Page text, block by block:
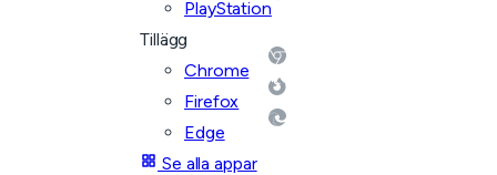
PlayStation
Tillägg
Chrome
Firefox
Edge
Se alla appar